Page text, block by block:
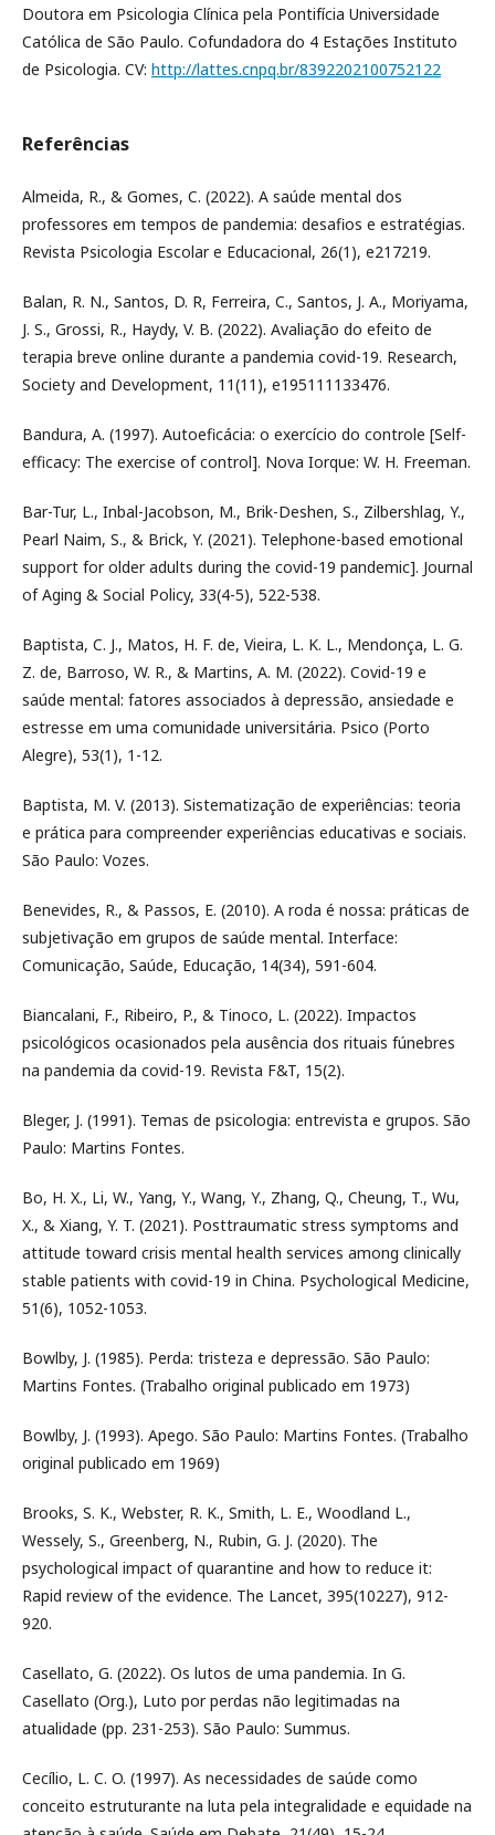
Doutora em Psicologia Clínica pela Pontifícia Universidade
Católica de São Paulo. Cofundadora do 4 Estações Instituto
de Psicologia. CV: http://lattes.cnpq.br/8392202100752122
Referências
Almeida, R., & Gomes, C. (2022). A saúde mental dos
professores em tempos de pandemia: desafios e estratégias.
Revista Psicologia Escolar e Educacional, 26(1), e217219.
Balan, R. N., Santos, D. R, Ferreira, C., Santos, J. A., Moriyama,
J. S., Grossi, R., Haydy, V. B. (2022). Avaliação do efeito de
terapia breve online durante a pandemia covid-19. Research,
Society and Development, 11(11), e195111133476.
Bandura, A. (1997). Autoeficácia: o exercício do controle [Self-
efficacy: The exercise of control]. Nova Iorque: W. H. Freeman.
Bar-Tur, L., Inbal-Jacobson, M., Brik-Deshen, S., Zilbershlag, Y.,
Pearl Naim, S., & Brick, Y. (2021). Telephone-based emotional
support for older adults during the covid-19 pandemic]. Journal
of Aging & Social Policy, 33(4-5), 522-538.
Baptista, C. J., Matos, H. F. de, Vieira, L. K. L., Mendonça, L. G.
Z. de, Barroso, W. R., & Martins, A. M. (2022). Covid-19 e
saúde mental: fatores associados à depressão, ansiedade e
estresse em uma comunidade universitária. Psico (Porto
Alegre), 53(1), 1-12.
Baptista, M. V. (2013). Sistematização de experiências: teoria
e prática para compreender experiências educativas e sociais.
São Paulo: Vozes.
Benevides, R., & Passos, E. (2010). A roda é nossa: práticas de
subjetivação em grupos de saúde mental. Interface:
Comunicação, Saúde, Educação, 14(34), 591-604.
Biancalani, F., Ribeiro, P., & Tinoco, L. (2022). Impactos
psicológicos ocasionados pela ausência dos rituais fúnebres
na pandemia da covid-19. Revista F&T, 15(2).
Bleger, J. (1991). Temas de psicologia: entrevista e grupos. São
Paulo: Martins Fontes.
Bo, H. X., Li, W., Yang, Y., Wang, Y., Zhang, Q., Cheung, T., Wu,
X., & Xiang, Y. T. (2021). Posttraumatic stress symptoms and
attitude toward crisis mental health services among clinically
stable patients with covid-19 in China. Psychological Medicine,
51(6), 1052-1053.
Bowlby, J. (1985). Perda: tristeza e depressão. São Paulo:
Martins Fontes. (Trabalho original publicado em 1973)
Bowlby, J. (1993). Apego. São Paulo: Martins Fontes. (Trabalho
original publicado em 1969)
Brooks, S. K., Webster, R. K., Smith, L. E., Woodland L.,
Wessely, S., Greenberg, N., Rubin, G. J. (2020). The
psychological impact of quarantine and how to reduce it:
Rapid review of the evidence. The Lancet, 395(10227), 912-
920.
Casellato, G. (2022). Os lutos de uma pandemia. In G.
Casellato (Org.), Luto por perdas não legitimadas na
atualidade (pp. 231-253). São Paulo: Summus.
Cecílio, L. C. O. (1997). As necessidades de saúde como
conceito estruturante na luta pela integralidade e equidade na